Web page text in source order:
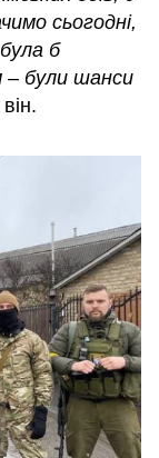
сьогодні,
б
– були шанси